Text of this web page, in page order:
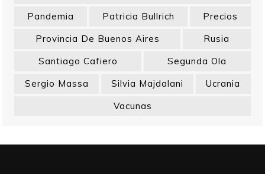
Pandemia
Patricia Bullrich
Precios
Provincia De Buenos Aires
Rusia
Santiago Cafiero
Segunda Ola
Sergio Massa
Silvia Majdalani
Ucrania
Vacunas